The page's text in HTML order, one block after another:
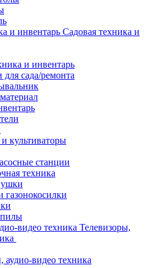
Садовая техника и
и инвентарь
сада/ремонта
культиваторы
станции
техника
Телевизоры,
аудио-видео техника